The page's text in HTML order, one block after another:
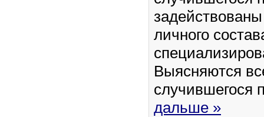
личного
Выясняются
случившегося
дальше »